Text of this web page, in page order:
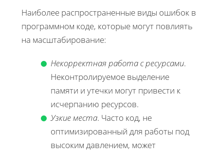
Наиболее распространенные виды ошибок в
программном коде, которые могут повлиять
на масштабирование:
Некорректная работа с ресурсами.
Неконтролируемое выделение
памяти и утечки могут привести к
исчерпанию ресурсов.
Узкие места. Часто код, не
оптимизированный для работы под
высоким давлением, может